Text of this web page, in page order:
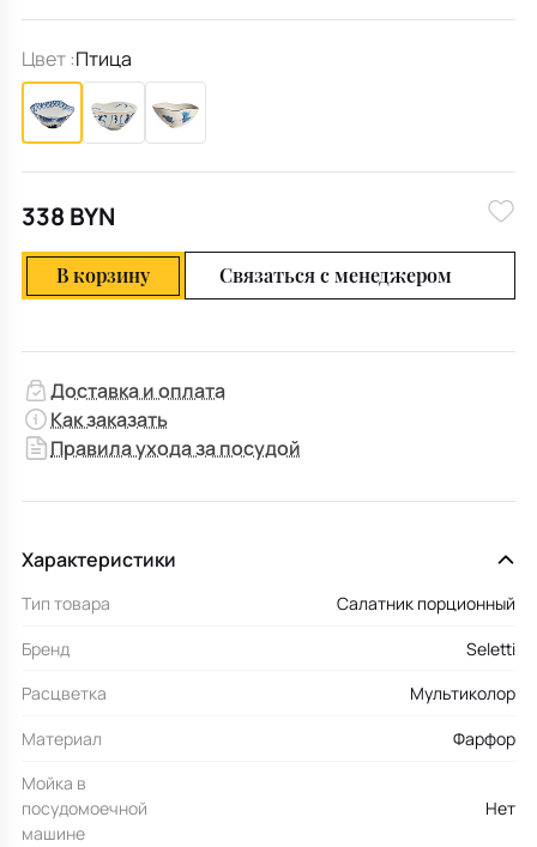
Цвет :Птица
338 BYN
В корзину Связаться с менеджером
Доставка и оплата
Как заказать
Правила ухода за посудой
Характеристики
Тип товара
Салатник порционный
Бренд
Seletti
Расцветка
Мультиколор
Материал
Фарфор
Мойка в
посудомоечной
машине
Нет